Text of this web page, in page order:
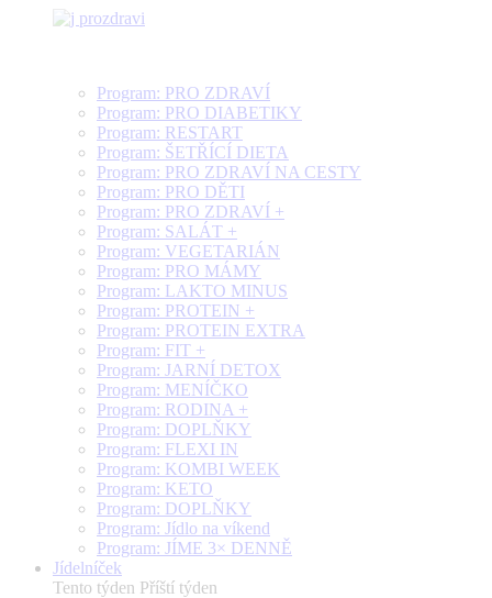
Program: PRO ZDRAVÍ
Program: PRO DIABETIKY
Program: RESTART
Program: ŠETŘÍCÍ DIETA
Program: PRO ZDRAVÍ NA CESTY
Program: PRO DĚTI
Program: PRO ZDRAVÍ +
Program: SALÁT +
Program: VEGETARIÁN
Program: PRO MÁMY
Program: LAKTO MINUS
Program: PROTEIN +
Program: PROTEIN EXTRA
Program: FIT +
Program: JARNÍ DETOX
Program: MENÍČKO
Program: RODINA +
Program: DOPLŇKY
Program: FLEXI IN
Program: KOMBI WEEK
Program: KETO
Program: DOPLŇKY
Program: Jídlo na víkend
Program: JÍME 3× DENNĚ
Jídelníček
Tento týden Příští týden